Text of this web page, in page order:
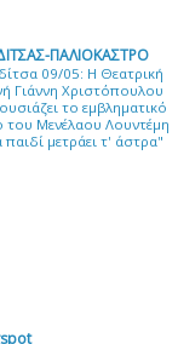
ΠΑΛΙΟΚΑΣΤΡΟ
09/05: Η Θεατρική
Γιάννη Χριστόπουλου
το εμβληματικό
του Μενέλαου Λουντέμη
παιδί μετράει τ' άστρα"